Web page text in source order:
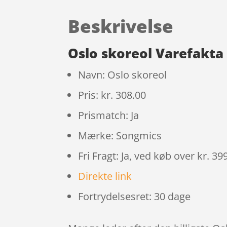
Beskrivelse
Oslo skoreol Varefakta
Navn: Oslo skoreol
Pris: kr. 308.00
Prismatch: Ja
Mærke: Songmics
Fri Fragt: Ja, ved køb over kr.
Direkte link
Fortrydelsesret: 30 dage